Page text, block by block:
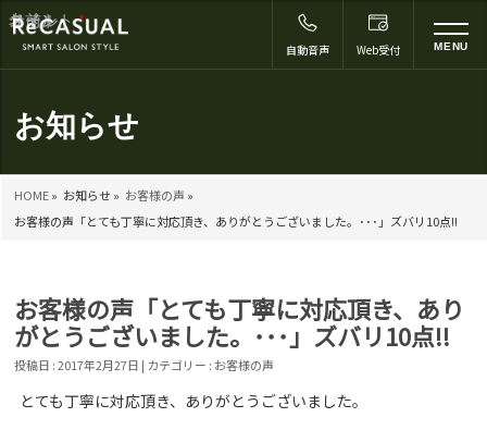
お知らせ
HOME» お知らせ » お客様の声 »
お客様の声「とても丁寧に対応頂き、ありがとうございました。･･･」ズバリ10点!!
自動音声 Web受付 MENU
お客様の声「とても丁寧に対応頂き、あり
がとうございました。･･･」ズバリ10点!!
投稿日 : 2017年2月27日 | カテゴリー : お客様の声
とても丁寧に対応頂き、ありがとうございました。
コメント*
名前
メール
サイト